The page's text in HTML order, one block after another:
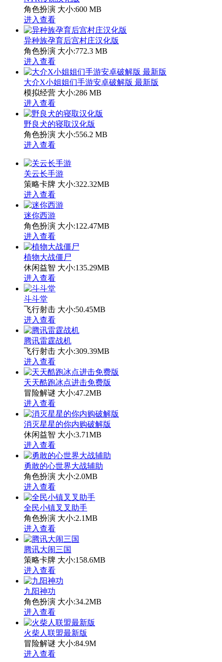
角色扮演 大小:600 MB
进入查看
异种族孕育后宫村庄汉化版
角色扮演 大小:772.3 MB
进入查看
大介X小姐姐们手游安卓破解版 最新版
模拟经营 大小:286 MB
进入查看
野良犬的寝取汉化版
角色扮演 大小:556.2 MB
进入查看
关云长手游
策略卡牌 大小:322.32MB
进入查看
迷你西游
角色扮演 大小:122.47MB
进入查看
植物大战僵尸
休闲益智 大小:135.29MB
进入查看
斗斗堂
飞行射击 大小:50.45MB
进入查看
腾讯雷霆战机
飞行射击 大小:309.39MB
进入查看
天天酷跑冰点进击免费版
冒险解谜 大小:47.2MB
进入查看
消灭星星的你内购破解版
休闲益智 大小:3.71MB
进入查看
勇敢的心世界大战辅助
角色扮演 大小:2.0MB
进入查看
全民小镇叉叉助手
角色扮演 大小:2.1MB
进入查看
腾讯大闹三国
策略卡牌 大小:158.6MB
进入查看
九阳神功
角色扮演 大小:34.2MB
进入查看
火柴人联盟最新版
冒险解谜 大小:84.9M
进入查看